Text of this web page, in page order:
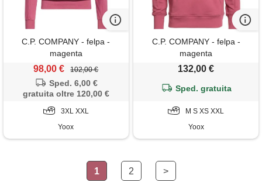
C.P. COMPANY - felpa -
magenta
98,00 € 102,00 €
Sped. 6,00 €
gratuita oltre 120,00 €
3XL XXL
Yoox
C.P. COMPANY - felpa -
magenta
132,00 €
Sped. gratuita
M S XS XXL
Yoox
1 2 >